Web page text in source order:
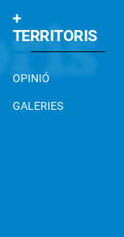
+
TERRITORIS
OPINIÓ
GALERIES